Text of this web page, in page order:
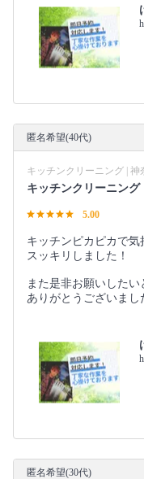
匿名希望(40代)
キッチンクリーニング | 神
キッチンクリーニン
5.00
キッチンピカピカで気
スッキリしました！
また是非お願いしたい
ありがとうございまし
匿名希望(30代)